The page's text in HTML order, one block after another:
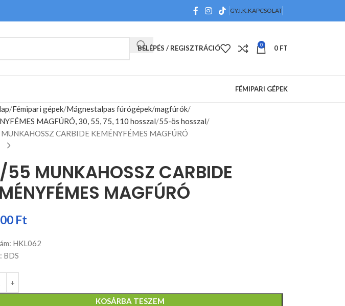
GY.I.K.KAPCSOLAT
BELÉPÉS / REGISZTRÁCIÓ 0 0 FT
FÉMIPARI GÉPEK
Fémipari gépek Mágnestalpas fúrógépek magfúrók
MAGFÚRÓ, 30, 55, 75, 110 hosszal 55-ös hosszal
CARBIDE KEMÉNYFÉMES MAGFÚRÓ
MUNKAHOSSZ CARBIDE
MAGFÚRÓ
Ft
HKL062
BDS
KOSÁRBA TESZEM